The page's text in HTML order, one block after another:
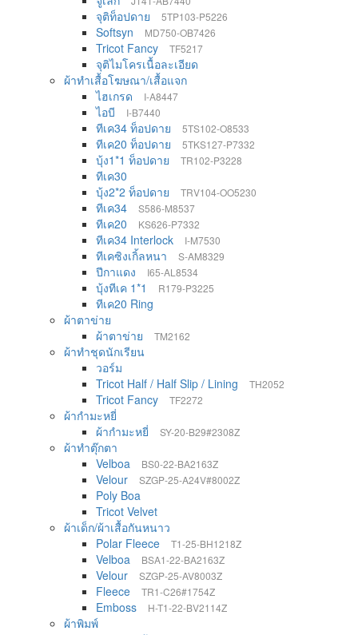
จุติท็อปดาย 5TP103-P5226
Softsyn MD750-OB7426
Tricot Fancy TF5217
จุติไมโครเนื้อละเอียด
ผ้าทำเสื้อโฆษณา/เสื้อแจก
ไฮเกรด
I-A8447
ไอบี I-B7440
ทีเค34 ท็อปดาย 5TS102-O8533
ทีเค20 ท็อปดาย 5TKS127-P7332
บุ้ง1*1 ท็อปดาย TR102-P3228
ทีเค30
บุ้ง2*2 ท็อปดาย
TRV104-OO5230
ทีเค34 S586-M8537
ทีเค20 KS626-P7332
ทีเค34 Interlock I-M7530
ทีเคซิงเกิ้ลหนา S-AM8329
ปีกาแดง I65-AL8534
บุ้งทีเค 1*1 R179-P3225
ทีเค20 Ring
ผ้าตาข่าย
ผ้าตาข่าย
TM2162
ผ้าทำชุดนักเรียน
วอร์ม
Tricot Half / Half Slip / Lining
TH2052
Tricot Fancy TF2272
ผ้ากำมะหยี่
ผ้ากำมะหยี่
SY-20-B29#2308Z
ผ้าทำตุ๊กตา
Velboa
BS0-22-BA2163Z
Velour SZGP-25-A24V#8002Z
Poly Boa
Tricot Velvet
ผ้าเด็ก/ผ้าเสื้อกันหนาว
Polar Fleece
T1-25-BH1218Z
Velboa BSA1-22-BA2163Z
Velour SZGP-25-AV8003Z
Fleece TR1-C26#1754Z
Emboss H-T1-22-BV2114Z
ผ้าพิมพ์